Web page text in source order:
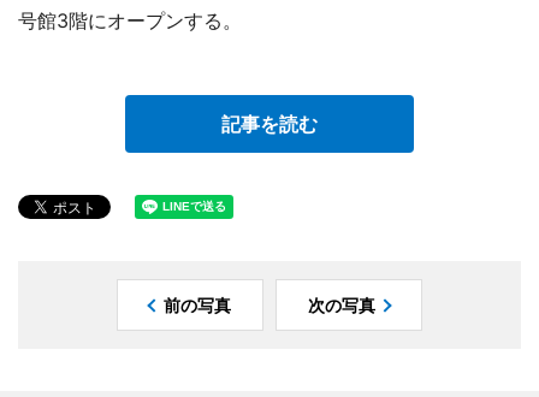
号館3階にオープンする。
記事を読む
前の写真 次の写真